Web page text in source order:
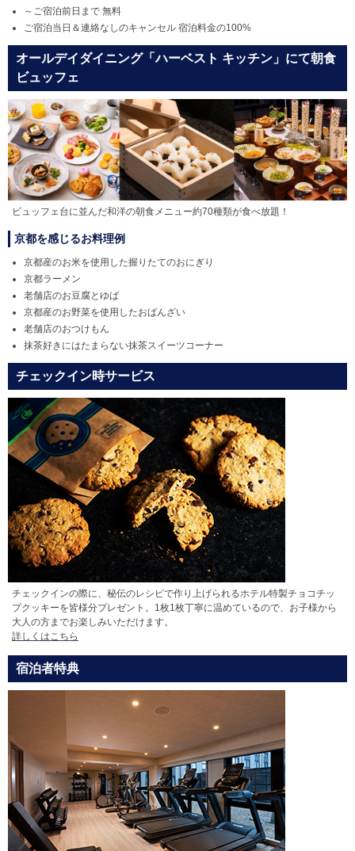
～ご宿泊前日まで 無料
ご宿泊当日＆連絡なしのキャンセル 宿泊料金の100%
オールデイダイニング「ハーベスト キッチン」にて朝食
ビュッフェ
ビュッフェ台に並んだ和洋の朝食メニュー約70種類が食べ放題！
京都を感じるお料理例
京都産のお米を使用した握りたてのおにぎり
京都ラーメン
老舗店のお豆腐とゆば
京都産のお野菜を使用したおばんざい
老舗店のおつけもん
抹茶好きにはたまらない抹茶スイーツコーナー
チェックイン時サービス
チェックインの際に、秘伝のレシピで作り上げられるホテル特製チョコチッ
プクッキーを皆様分プレゼント。1枚1枚丁寧に温めているので、お子様から
大人の方までお楽しみいただけます。
詳しくはこちら
宿泊者特典